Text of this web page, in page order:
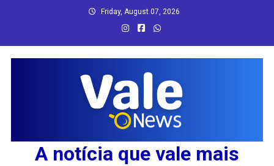
Friday, August 07, 2026
A notícia que vale mais